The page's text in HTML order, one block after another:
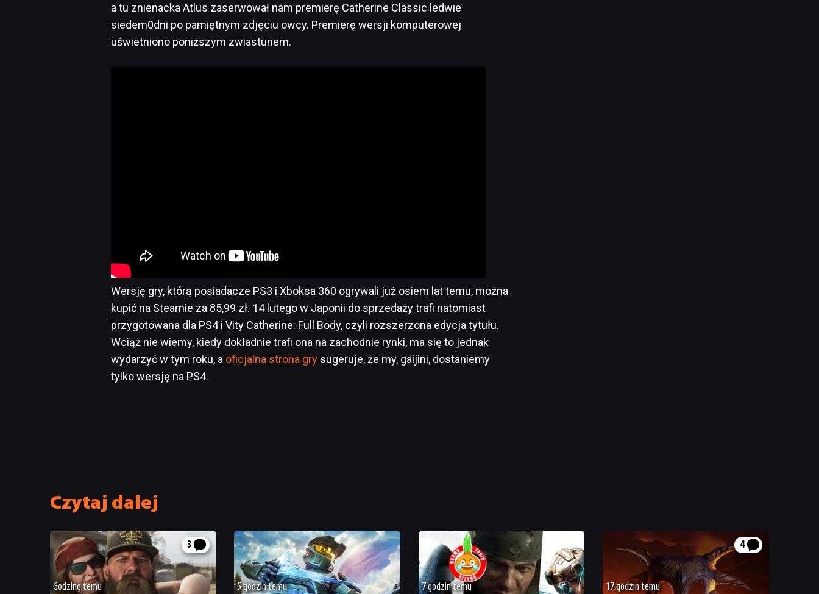
a tu znienacka Atlus zaserwował nam premierę Catherine Classic ledwie
siedem0dni po pamiętnym zdjęciu owcy. Premierę wersji komputerowej
uświetniono poniższym zwiastunem.
Wersję gry, którą posiadacze PS3 i Xboksa 360 ogrywali już osiem lat temu, można
kupić na Steamie za 85,99 zł. 14 lutego w Japonii do sprzedaży trafi natomiast
przygotowana dla PS4 i Vity Catherine: Full Body, czyli rozszerzona edycja tytułu.
Wciąż nie wiemy, kiedy dokładnie trafi ona na zachodnie rynki, ma się to jednak
wydarzyć w tym roku, a oficjalna strona gry sugeruje, że my, gaijini, dostaniemy
tylko wersję na PS4.
Czytaj dalej
3
Godzinę temu 5 godzin temu 7 godzin temu
4
17 godzin temu